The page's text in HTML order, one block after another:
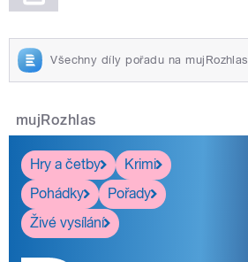
Všechny díly pořadu na mujRozhlas
mujRozhlas
Hry a četby
Krimi
Pohádky
Pořady
Živé vysílání